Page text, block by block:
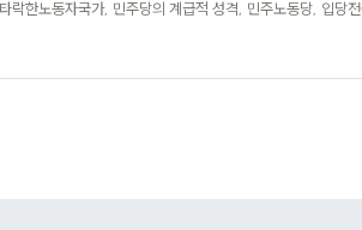
한노동자국가, 민주당의 계급적 성격, 민주노동당, 입당